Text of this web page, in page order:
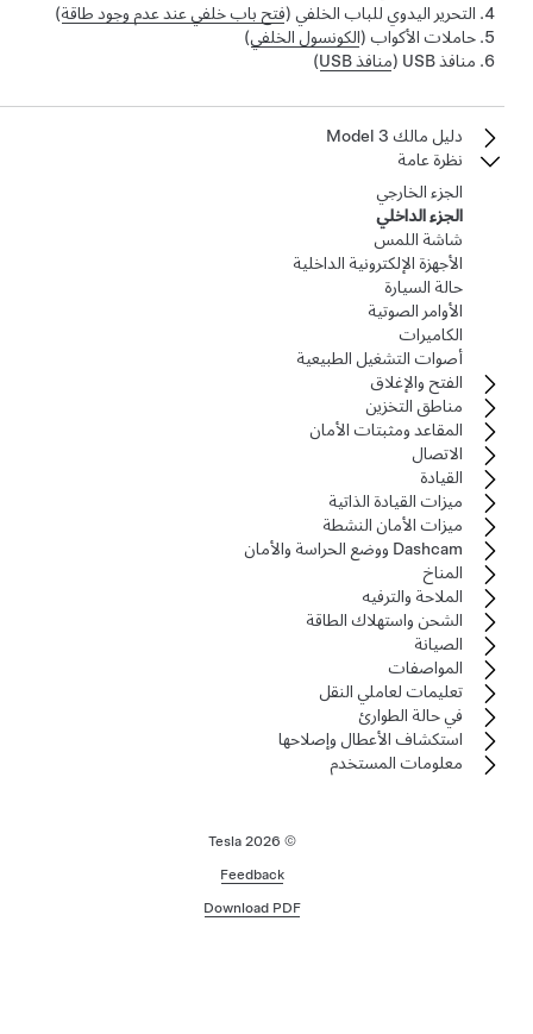
التحرير اليدوي للباب الخلفي (فتح باب خلفي عند عدم وجود طاقة)
حاملات الأكواب (الكونسول الخلفي)
منافذ USB (
منافذ USB )
دليل مالك Model 3
نظرة عامة
الجزء الخارجي
الجزء الداخلي
شاشة اللمس
الأجهزة الإلكترونية الداخلية
حالة السيارة
الأوامر الصوتية
الكاميرات
أصوات التشغيل الطبيعية
الفتح والإغلاق
مناطق التخزين
المقاعد ومثبتات الأمان
الاتصال
القيادة
ميزات القيادة الذاتية
ميزات الأمان النشطة
Dashcam ووضع الحراسة والأمان
المناخ
الملاحة والترفيه
الشحن واستهلاك الطاقة
الصيانة
المواصفات
تعليمات لعاملي النقل
في حالة الطوارئ
استكشاف الأعطال وإصلاحها
معلومات المستخدم
2026
Feedback
Download PDF